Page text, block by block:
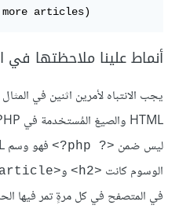
articles)
أنماط علينا ملاحظتها في
يجب الانتباه لأمرين اثنين في
ليس ضمن <‎?php ?‎>
الوسوم كانت <h2> و<article>
في المتصفح في كل مرةٍ تمر فيها